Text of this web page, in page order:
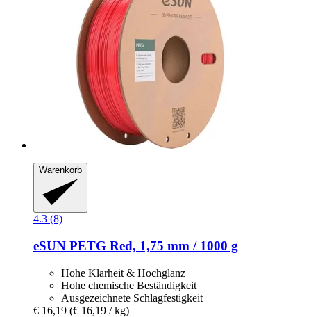
Warenkorb
4.3 (8)
eSUN PETG Red, 1,75 mm / 1000 g
Hohe Klarheit & Hochglanz
Hohe chemische Beständigkeit
Ausgezeichnete Schlagfestigkeit
€ 16,19 (€ 16,19 / kg)